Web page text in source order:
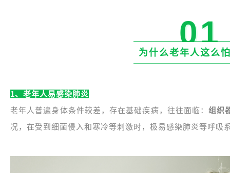
01
为什么老年人这么
1、老年人易感染肺炎
老年人普遍身体条件较差，存在基础疾病，往往面临：组织
况，在受到细菌侵入和寒冷等刺激时，极易感染肺炎等呼吸